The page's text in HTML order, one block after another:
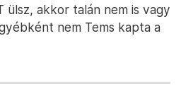
ülsz, akkor talán nem is vagy
nem Tems kapta a